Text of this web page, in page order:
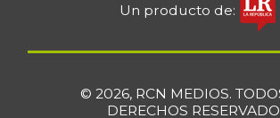
Un producto de:
© 2026, RCN MEDIOS.
DERECHOS